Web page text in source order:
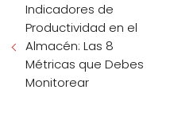
Indicadores de
Productividad en el
Almacén: Las 8
Métricas que Debes
Monitorear